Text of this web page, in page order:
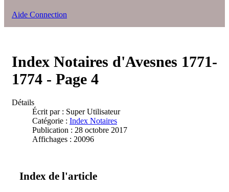
Aide Connection
Index Notaires d'Avesnes 1771-
1774 - Page 4
Détails
Écrit par : Super Utilisateur
Catégorie : Index Notaires
Publication : 28 octobre 2017
Affichages : 20096
Index de l'article